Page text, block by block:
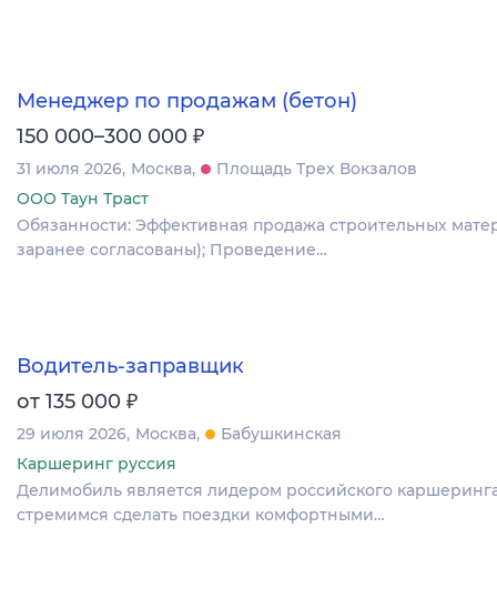
Менеджер по продажам (бетон)
150 000–300 000 ₽
31 июля 2026 Москва
Площадь Трех Вокзалов
ООО Таун Траст
Обязанности: Эффективная продажа строительных
заранее согласованы); Проведение…
Водитель-заправщик
от 135 000 ₽
29 июля 2026 Москва
Бабушкинская
Каршеринг руссия
Делимобиль является лидером российского
стремимся сделать поездки комфортными…